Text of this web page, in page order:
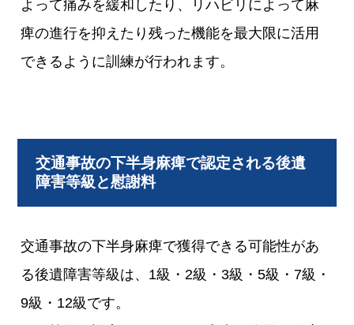
よって痛みを緩和したり、リハビリによって麻
痺の進行を抑えたり残った機能を最大限に活用
できるように訓練が行われます。
交通事故の下半身麻痺で認定される後遺
障害等級と慰謝料
交通事故の下半身麻痺で獲得できる可能性があ
る後遺障害等級は、1級・2級・3級・5級・7級・
9級・12級です。